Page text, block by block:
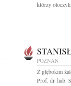
którzy
POZNAŃ
Z głębokim
Prof. dr. hab.